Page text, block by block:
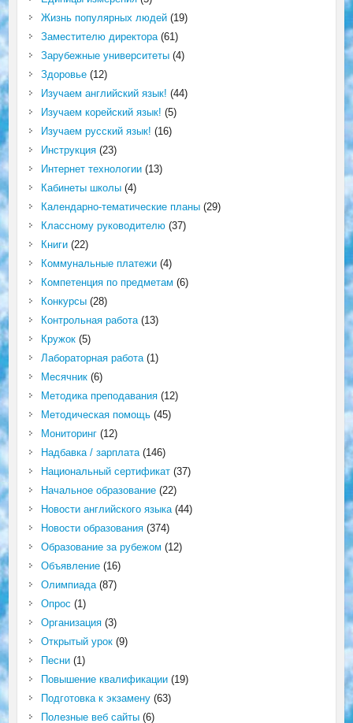
Жизнь популярных людей(19)
Заместителю директора(61)
Зарубежные университеты(4)
Здоровье(12)
Изучаем английский язык! (44)
Изучаем корейский язык! (5)
Изучаем русский язык! (16)
Инструкция(23)
Интернет технологии(13)
Кабинеты школы(4)
Календарно-тематические планы(29)
Классному руководителю(37)
Книги(22)
Коммунальные платежи(4)
Компетенция по предметам (6)
Конкурсы(28)
Контрольная работа(13)
Кружок(5)
Лабораторная работа(1)
Месячник(6)
Методика преподавания(12)
Методическая помощь(45)
Мониторинг(12)
Надбавка / зарплата(146)
Национальный сертификат(37)
Начальное образование(22)
Новости английского языка(44)
Новости образования(374)
Образование за рубежом (12)
Объявление(16)
Олимпиада(87)
Опрос (1)
Организация(3)
Открытый урок(9)
Песни(1)
Повышение квалификации(19)
Подготовка к экзамену(63)
Полезные веб сайты(6)